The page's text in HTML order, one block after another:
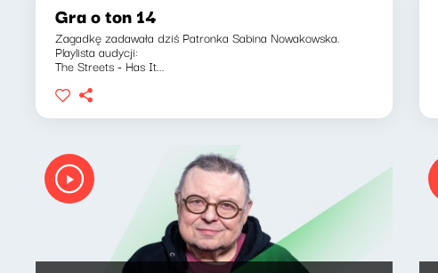
Gra o ton 14
Zagadkę zadawała dziś Patronka Sabina Nowakowska.
Playlista audycji:
The Streets - Has It...